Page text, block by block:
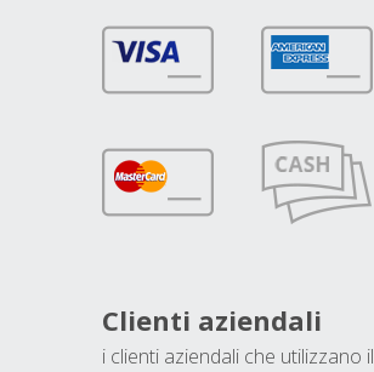
Clienti aziendali
i clienti aziendali che utilizzano il